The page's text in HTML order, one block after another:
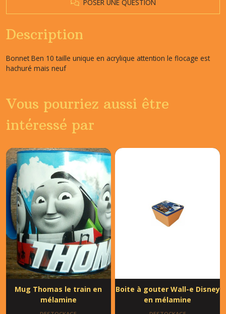
POSER UNE QUESTION
Description
Bonnet Ben 10 taille unique en acrylique attention le flocage est
hachuré mais neuf
Vous pourriez aussi être
intéressé par
Mug Thomas le train en
mélamine
Boite à gouter Wall-e Disney
en mélamine